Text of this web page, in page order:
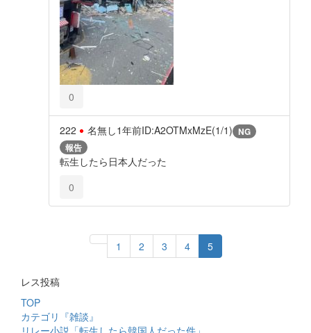
0
222 名無し1年前ID:A2OTMxMzE(1/1) NG
報告
転生したら日本人だった
0
1 2 3 4 5
レス投稿
TOP
カテゴリ『雑談』
リレー小説「転生したら韓国人だった件」